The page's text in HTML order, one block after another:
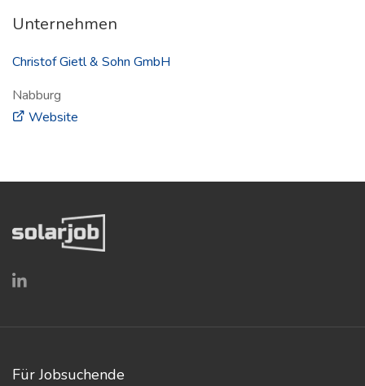
Unternehmen
Christof Gietl & Sohn GmbH
Nabburg
Website
Für Jobsuchende